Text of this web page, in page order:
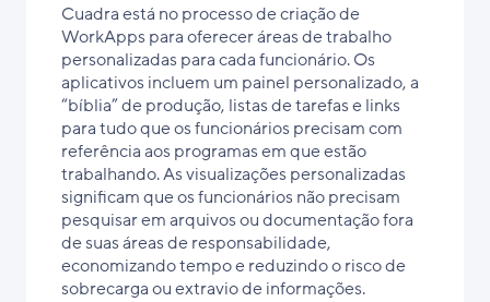
Cuadra está no processo de criação de
WorkApps para oferecer áreas de trabalho
personalizadas para cada funcionário. Os
aplicativos incluem um painel personalizado, a
“bíblia” de produção, listas de tarefas e links
para tudo que os funcionários precisam com
referência aos programas em que estão
trabalhando. As visualizações personalizadas
significam que os funcionários não precisam
pesquisar em arquivos ou documentação fora
de suas áreas de responsabilidade,
economizando tempo e reduzindo o risco de
sobrecarga ou extravio de informações.